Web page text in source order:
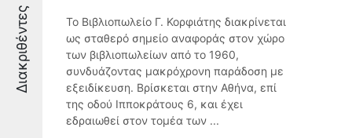
Διακριθέντες
Το Βιβλιοπωλείο Γ. Κορφιάτης διακρίνεται
ως σταθερό σημείο αναφοράς στον χώρο
των βιβλιοπωλείων από το 1960,
συνδυάζοντας μακρόχρονη παράδοση με
εξειδίκευση. Βρίσκεται στην Αθήνα, επί
της οδού Ιπποκράτους 6, και έχει
εδραιωθεί στον τομέα των ...